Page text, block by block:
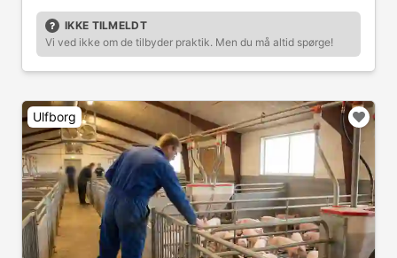
IKKE TILMELDT
Vi ved ikke om de tilbyder praktik. Men du må altid spørge!
Ulfborg